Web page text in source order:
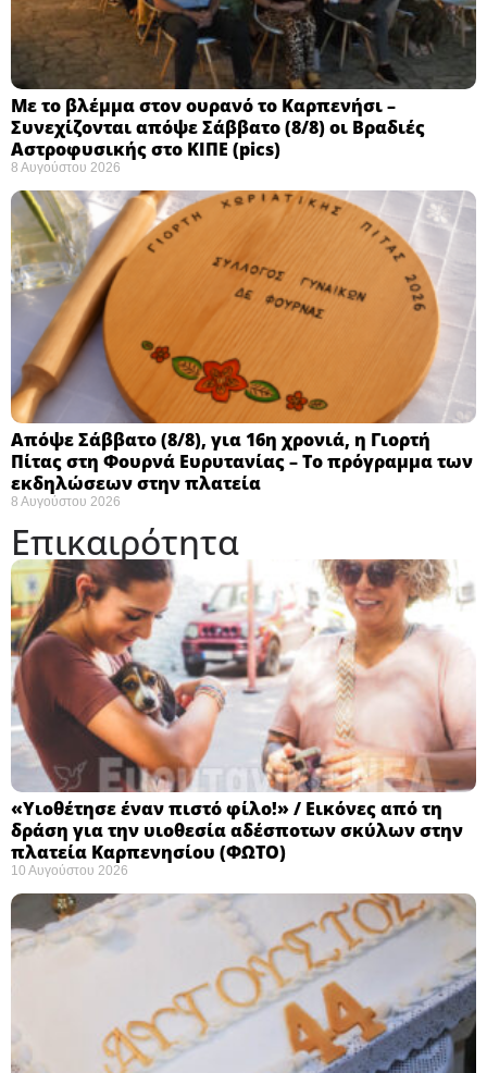
Με το βλέμμα στον ουρανό το Καρπενήσι –
Συνεχίζονται απόψε Σάββατο (8/8) οι Βραδιές
Αστροφυσικής στο ΚΙΠΕ (pics)
8 Αυγούστου 2026
Απόψε Σάββατο (8/8), για 16η χρονιά, η Γιορτή
Πίτας στη Φουρνά Ευρυτανίας – Το πρόγραμμα των
εκδηλώσεων στην πλατεία
8 Αυγούστου 2026
Επικαιρότητα
«Υιοθέτησε έναν πιστό φίλο!» / Εικόνες από τη
δράση για την υιοθεσία αδέσποτων σκύλων στην
πλατεία Καρπενησίου (ΦΩΤΟ)
10 Αυγούστου 2026